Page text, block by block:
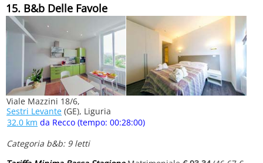
15. B&b Delle Favole
Viale Mazzini 18/6,
Sestri Levante (GE), Liguria
32.0 km da Recco (tempo: 00:28:00)
Categoria b&b: 9 letti